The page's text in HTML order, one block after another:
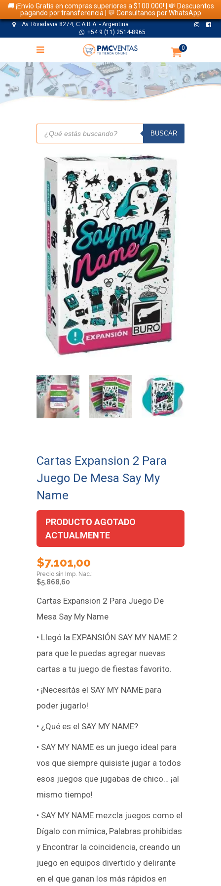
🚚 ¡Envío Gratis en compras superiores a $100.000! | 💸 Descuentos
pagando por transferencia | 💬 Consultanos por WhatsApp
Av. Rivadavia 8274, C.A.B.A. - Argentina
+54 9 (11) 2514-8965
0
TIENDA
Búsqueda
productos
BUSCAR
Cartas Expansion 2 Para
Juego De Mesa Say My
Name
PRODUCTO AGOTADO
ACTUALMENTE
$7.101,00
$5.868,60
Cartas Expansion 2 Para Juego De
Mesa Say My Name
• Llegó la EXPANSIÓN SAY MY NAME 2
para que le puedas agregar nuevas
cartas a tu juego de fiestas favorito.
• ¡Necesitás el SAY MY NAME para
poder jugarlo!
• ¿Qué es el SAY MY NAME?
• SAY MY NAME es un juego ideal para
vos que siempre quisiste jugar a todos
esos juegos que jugabas de chico… ¡al
mismo tiempo!
• SAY MY NAME mezcla juegos como el
Dígalo con mímica, Palabras prohibidas
y Encontrar la coincidencia, creando un
juego en equipos divertido y delirante
en el que ganan los más rápidos en